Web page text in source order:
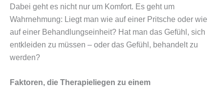
Dabei geht es nicht nur um Komfort. Es geht um
Wahrnehmung: Liegt man wie auf einer Pritsche oder wie
auf einer Behandlungseinheit? Hat man das Gefühl, sich
entkleiden zu müssen – oder das Gefühl, behandelt zu
werden?
Faktoren, die Therapieliegen zu einem